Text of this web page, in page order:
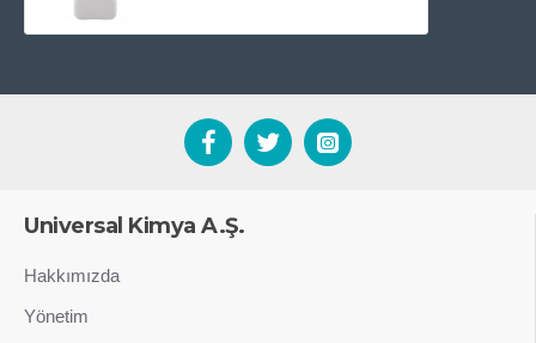
Universal Kimya A.Ş.
Hakkımızda
Yönetim